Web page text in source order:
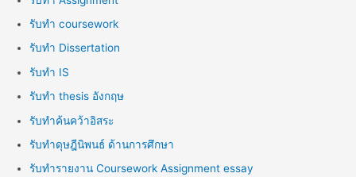
รับทำ coursework
รับทำ Dissertation
รับทำ IS
รับทำ thesis อังกฤษ
รับทำค้นคว้าอิสระ
รับทำดุษฎีนิพนธ์ ด้านการศึกษา
รับทำรายงาน Coursework Assignment essay